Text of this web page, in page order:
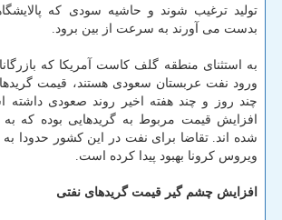
تولید ترغیب شوند و حاشیه سودی که
بدست می آورند به سرعت از بین برود.
به استثنای منطقه گلف کاست آمریکا که
ورود نفت عربستان سعودی هستند، قیمت
چند روز و چند هفته اخیر روند صعودی
افزایش قیمت مربوط به گریدهایی بوده که
شده اند. تقاضا برای نفت در این کشور حدودا
ویروس کرونا بهبود پیدا کرده است.
افزایش چشم گیر قیمت گریدهای نفتی